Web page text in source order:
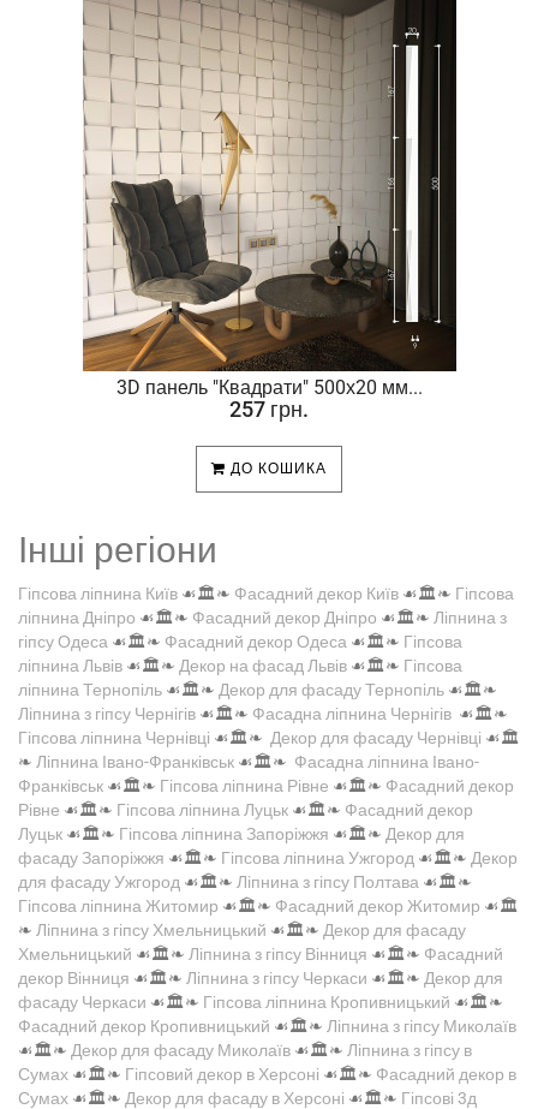
3D панель "Квадрати" 500х20 мм...
257 грн.
ДО КОШИКА
Інші регіони
Гіпсова ліпнина Київ ☙🏛️❧ Фасадний декор Київ ☙🏛️❧ Гіпсова
ліпнина Дніпро ☙🏛️❧ Фасадний декор Дніпро ☙🏛️❧ Ліпнина з
гіпсу Одеса ☙🏛️❧ Фасадний декор Одеса ☙🏛️❧ Гіпсова
ліпнина Львів ☙🏛️❧ Декор на фасад Львів ☙🏛️❧ Гіпсова
ліпнина Тернопіль ☙🏛️❧ Декор для фасаду Тернопіль ☙🏛️❧
Ліпнина з гіпсу Чернігів ☙🏛️❧ Фасадна ліпнина Чернігів ☙🏛️❧
Гіпсова ліпнина Чернівці ☙🏛️❧ Декор для фасаду Чернівці ☙🏛️
❧ Ліпнина Івано-Франківськ ☙🏛️❧ Фасадна ліпнина Івано-
Франківськ ☙🏛️❧ Гіпсова ліпнина Рівне ☙🏛️❧ Фасадний декор
Рівне ☙🏛️❧ Гіпсова ліпнина Луцьк ☙🏛️❧ Фасадний декор
Луцьк ☙🏛️❧ Гіпсова ліпнина Запоріжжя ☙🏛️❧ Декор для
фасаду Запоріжжя ☙🏛️❧ Гіпсова ліпнина Ужгород ☙🏛️❧ Декор
для фасаду Ужгород ☙🏛️❧ Ліпнина з гіпсу Полтава ☙🏛️❧
Гіпсова ліпнина Житомир ☙🏛️❧ Фасадний декор Житомир ☙🏛️
❧ Ліпнина з гіпсу Хмельницький ☙🏛️❧ Декор для фасаду
Хмельницький ☙🏛️❧ Ліпнина з гіпсу Вінниця ☙🏛️❧ Фасадний
декор Вінниця ☙🏛️❧ Ліпнина з гіпсу Черкаси ☙🏛️❧ Декор для
фасаду Черкаси ☙🏛️❧ Гіпсова ліпнина Кропивницький ☙🏛️❧
Фасадний декор Кропивницький ☙🏛️❧ Ліпнина з гіпсу Миколаїв
☙🏛️❧ Декор для фасаду Миколаїв ☙🏛️❧ Ліпнина з гіпсу в
Сумах ☙🏛️❧ Гіпсовий декор в Херсоні ☙🏛️❧ Фасадний декор в
Сумах ☙🏛️❧ Декор для фасаду в Херсоні ☙🏛️❧ Гіпсові 3д